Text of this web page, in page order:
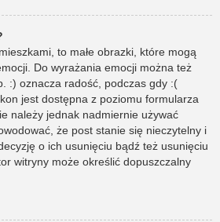
to małe obrazki, które mogą
Do wyrażania emocji można też
:) oznacza radość, podczas gdy :(
jest dostępna z poziomu formularza
należy jednak nadmiernie używać
że post stanie się nieczytelny i
o ich usunięciu bądź też usunięciu
witryny może określić dopuszczalny